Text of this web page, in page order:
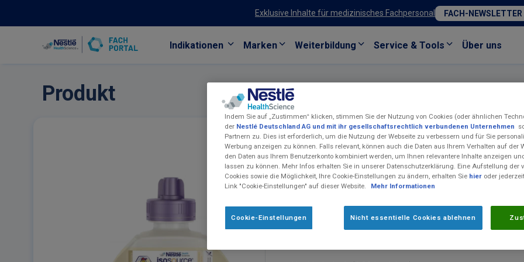
Exklusive Inhalte für medizinisches Fachpersonal FACH-NEWSLETTER
Indikationen Marken Weiterbildung Service & Tools Über uns
Produkt
Isosource®Junior Vanille
Hochkalorische Sondennahrung. Lebensmittel für besondere
Diätmanagement bei bestehender Mangelernährung oder bei
Indem Sie auf „Zustimmen“ klicken, stimmen Sie der Nutzung von Cookies (oder ähnlichen
der Nestlé Deutschland AG und mit ihr gesellschaftsrechtlich verbundenen Unternehmen
Partnern zu. Dies ist erforderlich, um die Nutzung der Webseite zu verbessern und für Sie
Werbung anzeigen zu können. Falls relevant, können auch die Daten aus Ihrem Verhalten auf der
den Daten aus Ihrem Benutzerkonto kombiniert werden, um Ihnen relevantere Inhalte anzeigen
lassen zu können. Mehr Infos erhalten Sie in unserer Datenschutzerklärung. Eine Aufstellung der
Cookies sowie die Möglichkeit, Ihre Cookie-Einstellungen zu ändern, erhalten Sie hier oder
Link "Cookie-Einstellungen" auf dieser Website.
Mehr Informationen
Cookie-Einstellungen Nicht essentielle Cookies ablehnen